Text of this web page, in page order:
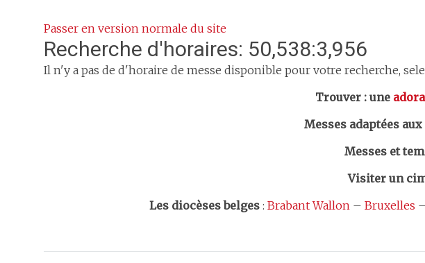
Passer en version normale du site
Recherche d'horaires: 50,538:3,956
Il n'y a pas de d'horaire de messe disponible pour votre recherche,
Trouver : une
Messes adaptées aux
Messes et
Visiter un
Les diocèses belges : Brabant Wallon – Bruxelles